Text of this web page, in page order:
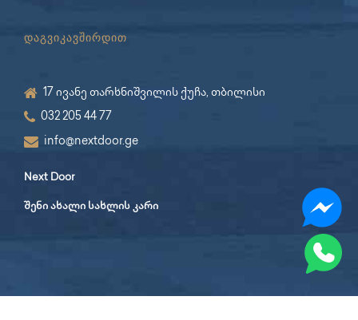
დაგვიკავშირდით
17 ივანე თარხნიშვილის ქუჩა, თბილისი
032 205 44 77
info@nextdoor.ge
Next Door
შენი ახალი სახლის კარი